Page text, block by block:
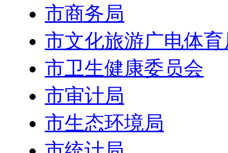
市商务局
市文化旅游广电体育
市卫生健康委员会
市审计局
市生态环境局